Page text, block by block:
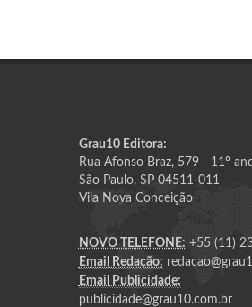
Grau10 Editora:
Rua Afonso Braz, 579 - 11º
São Paulo, SP 04511-011
Vila Nova Conceição
NOVO TELEFONE: +55 (11)
Email Redação:
Email Publicidade:
publicidade@grau10.com.br